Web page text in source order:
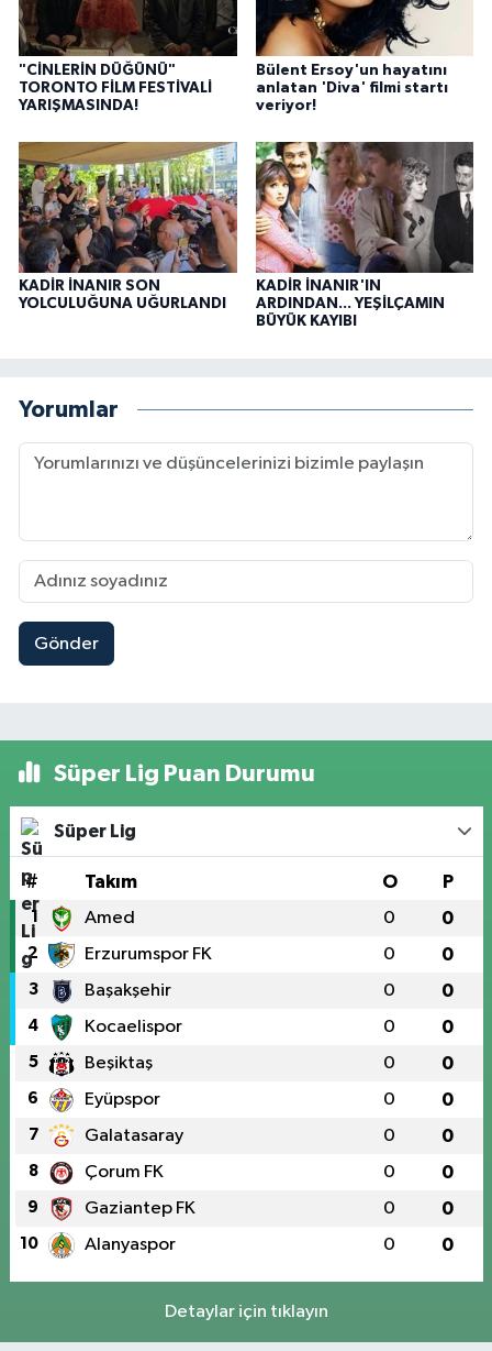
"CİNLERİN DÜĞÜNÜ"
TORONTO FİLM FESTİVALİ
YARIŞMASINDA!
Bülent Ersoy'un hayatını
anlatan 'Diva' filmi startı
veriyor!
KADİR İNANIR SON
YOLCULUĞUNA UĞURLANDI
KADİR İNANIR'IN
ARDINDAN... YEŞİLÇAMIN
BÜYÜK KAYIBI
Yorumlar
Gönder
Süper Lig Puan Durumu
Süper Lig
# Takım O P
1 Amed 0 0
2 Erzurumspor FK 0 0
3 Başakşehir 0 0
4 Kocaelispor 0 0
5 Beşiktaş 0 0
6 Eyüpspor 0 0
7 Galatasaray 0 0
8 Çorum FK 0 0
9 Gaziantep FK 0 0
10 Alanyaspor 0 0
Detaylar için tıklayın